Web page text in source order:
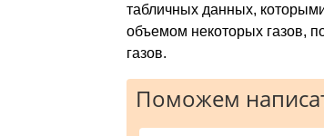
табличных данных,
объемом не­которых газов,
газов.
Поможем